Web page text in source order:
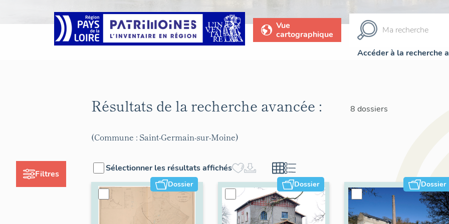
Vue
cartographique
Accéder à la recherche
Filtres
Résultats de la recherche avancée : 8 dossiers
(Commune : Saint-Germain-sur-Moine)
Sélectionner les résultats affichés
Dossier Dossier Dossier